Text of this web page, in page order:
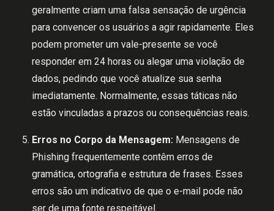
geralmente criam uma falsa sensação de urgência
para convencer os usuários a agir rapidamente. Eles
podem prometer um vale-presente se você
responder em 24 horas ou alegar uma violação de
dados, pedindo que você atualize sua senha
imediatamente. Normalmente, essas táticas não
estão vinculadas a prazos ou consequências reais.
Erros no Corpo da Mensagem: Mensagens de
Phishing frequentemente contêm erros de
gramática, ortografia e estrutura de frases. Esses
erros são um indicativo de que o e-mail pode não
ser de uma fonte respeitável.